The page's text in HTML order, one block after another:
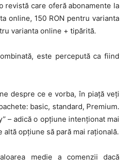
revistă care oferă abonamente la
online, 150 RON pentru varianta
varianta online + tipărită.
este percepută ca fiind
despre ce e vorba, în piață veți
basic, standard, Premium.
– adică o opțiune intenționat mai
altă opțiune să pară mai rațională.
medie a comenzii dacă